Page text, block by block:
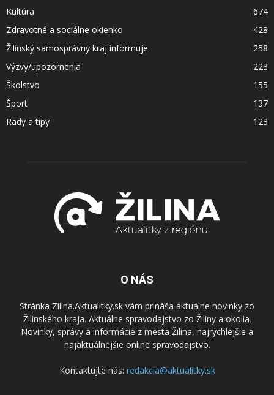
Kultúra
674
Zdravotné a sociálne okienko
428
Žilinský samosprávny kraj informuje
258
Výzvy/upozornenia
223
Školstvo
155
Šport
137
Rady a tipy
123
O NÁS
Stránka Zilina.Aktualitky.sk vám prináša aktuálne novinky zo
Žilinského kraja. Aktuálne spravodajstvo zo Žiliny a okolia.
Novinky, správy a informácie z mesta Žilina, najrýchlejšie a
najaktuálnejšie online spravodajstvo.
Kontaktujte nás: redakcia@aktualitky.sk